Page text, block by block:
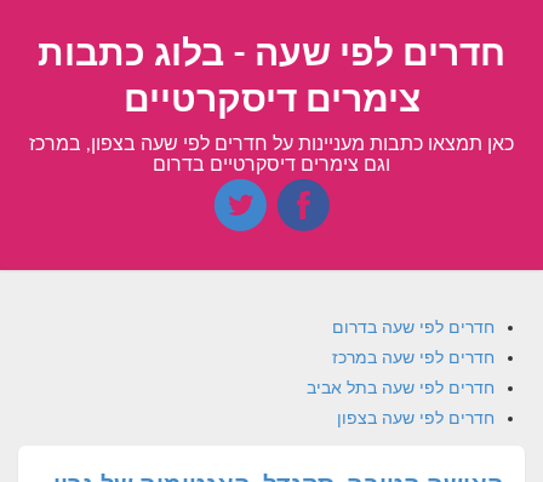
חדרים לפי שעה - בלוג כתבות
צימרים דיסקרטיים
כאן תמצאו כתבות מעניינות על חדרים לפי שעה בצפון, במרכז
וגם צימרים דיסקרטיים בדרום
חדרים לפי שעה בדרום
חדרים לפי שעה במרכז
חדרים לפי שעה בתל אביב
חדרים לפי שעה בצפון